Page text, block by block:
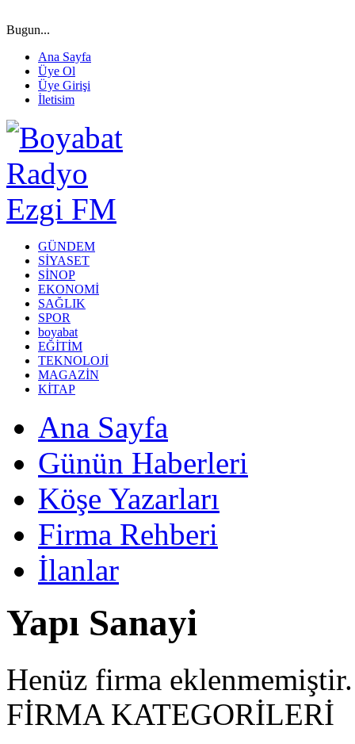
Bugun...
Ana Sayfa
Üye Ol
Üye Girişi
İletisim
GÜNDEM
SİYASET
SİNOP
EKONOMİ
SAĞLIK
SPOR
boyabat
EĞİTİM
TEKNOLOJİ
MAGAZİN
KİTAP
Ana Sayfa
Günün Haberleri
Köşe Yazarları
Firma Rehberi
İlanlar
Yapı Sanayi
Henüz firma eklenmemiştir.
FİRMA KATEGORİLERİ